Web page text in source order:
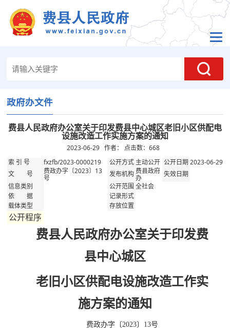
政府办文件
费县人民政府办公室关于印发费县中心城区老旧小区供配电
设施改造工作实施方案的通知
2023-06-29 作者： 点击数：668
索 引 号 fxzfb/2023-0000219 公开方式 主动公开 公开日期2023-06-29
文 号
费政办字〔2023〕13
号
发布机构费县政府
办
失效日期
信息类别
公开范围全社会
依 据
记录形式
载体类型
存放位置
公开程序
费县人民政府办公室关于印发费
县中心城区
老旧小区供配电设施改造工作实
施方案的通知
费政办字〔2023〕13号